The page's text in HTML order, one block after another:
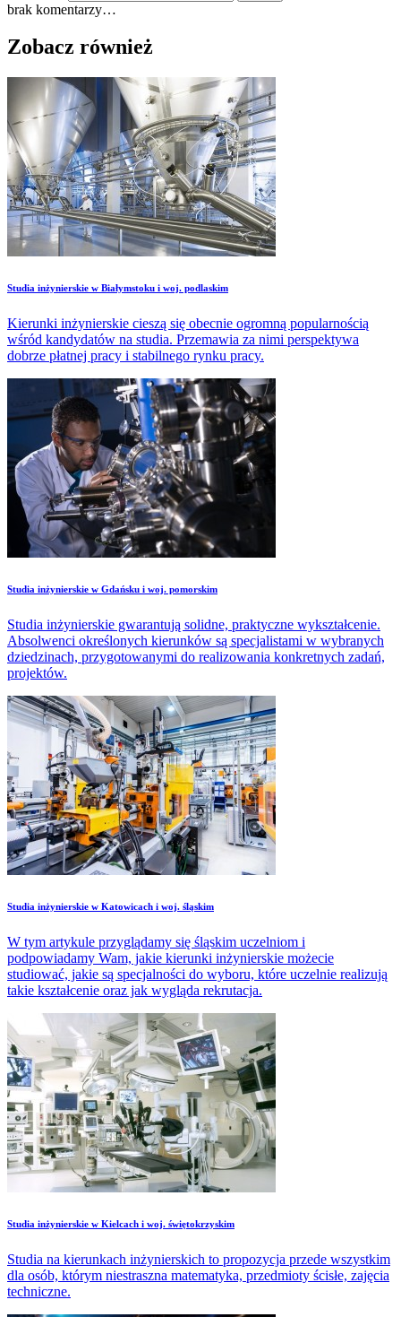
brak komentarzy…
Zobacz również
Studia inżynierskie w Białymstoku i woj. podlaskim
Kierunki inżynierskie cieszą się obecnie ogromną popularnością
wśród kandydatów na studia. Przemawia za nimi perspektywa
dobrze płatnej pracy i stabilnego rynku pracy.
Studia inżynierskie w Gdańsku i woj. pomorskim
Studia inżynierskie gwarantują solidne, praktyczne wykształcenie.
Absolwenci określonych kierunków są specjalistami w wybranych
dziedzinach, przygotowanymi do realizowania konkretnych zadań,
projektów.
Studia inżynierskie w Katowicach i woj. śląskim
W tym artykule przyglądamy się śląskim uczelniom i
podpowiadamy Wam, jakie kierunki inżynierskie możecie
studiować, jakie są specjalności do wyboru, które uczelnie realizują
takie kształcenie oraz jak wygląda rekrutacja.
Studia inżynierskie w Kielcach i woj. świętokrzyskim
Studia na kierunkach inżynierskich to propozycja przede wszystkim
dla osób, którym niestraszna matematyka, przedmioty ścisłe, zajęcia
techniczne.